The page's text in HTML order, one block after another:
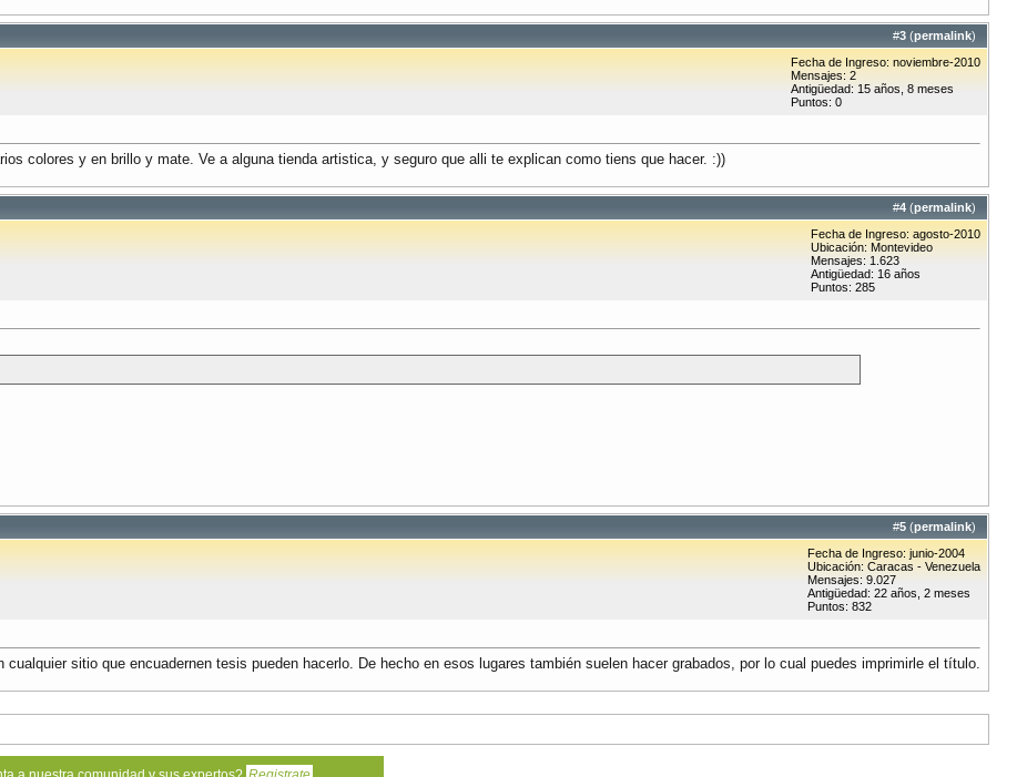
#3 (permalink)
Fecha de Ingreso: noviembre-2010
Mensajes: 2
Antigüedad: 15 años, 8 meses
Puntos: 0
colores y en brillo y mate. Ve a alguna tienda artistica, y seguro que alli te explican como tiens que hacer. :))
#4 (permalink)
Fecha de Ingreso: agosto-2010
Ubicación: Montevideo
Mensajes: 1.623
Antigüedad: 16 años
Puntos: 285
#5 (permalink)
Fecha de Ingreso: junio-2004
Ubicación: Caracas - Venezuela
Mensajes: 9.027
Antigüedad: 22 años, 2 meses
Puntos: 832
sitio que encuadernen tesis pueden hacerlo. De hecho en esos lugares también suelen hacer grabados, por lo cual puedes imprimirle el título.